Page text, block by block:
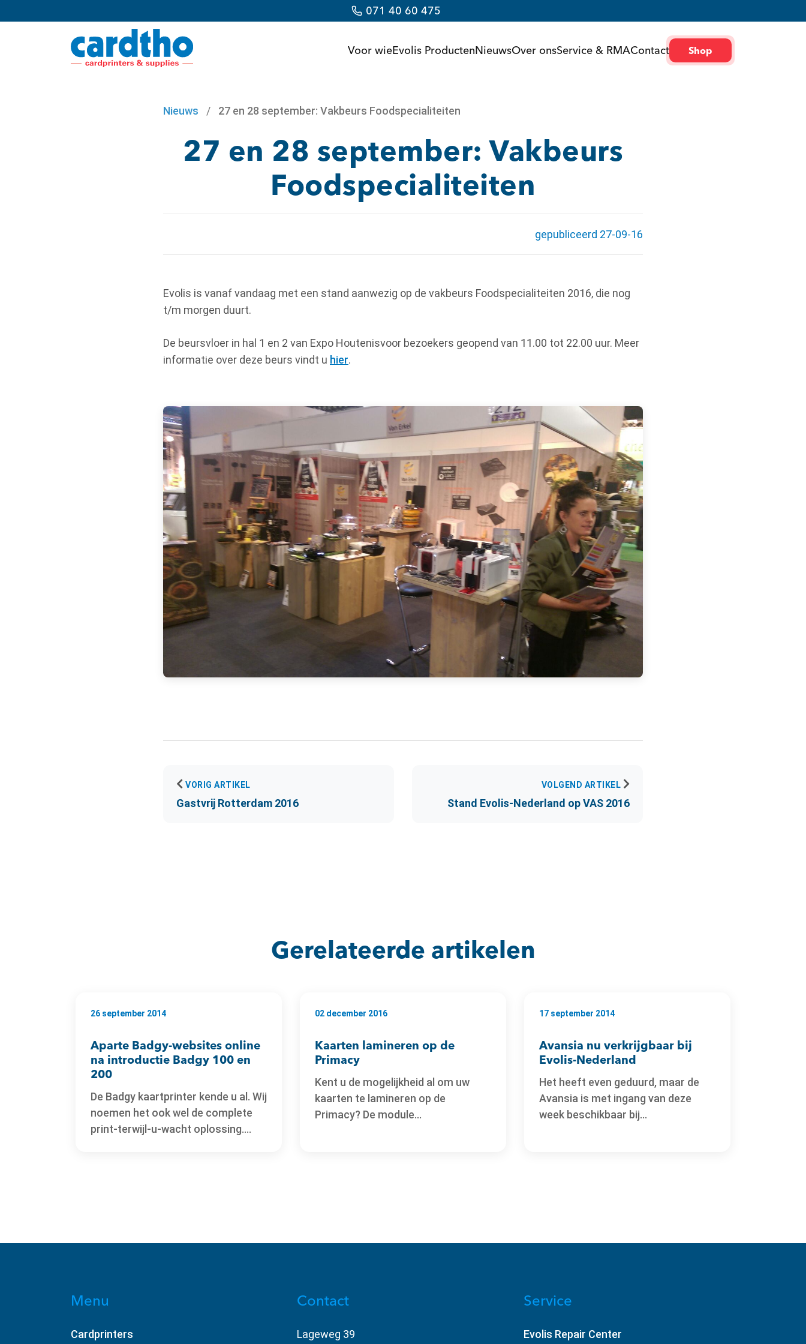
071 40 60 475
Voor wieEvolis ProductenNieuwsOver onsService & RMAContact Shop
Nieuws / 27 en 28 september: Vakbeurs Foodspecialiteiten
27 en 28 september: Vakbeurs
Foodspecialiteiten
gepubliceerd 27-09-16
Evolis is vanaf vandaag met een stand aanwezig op de vakbeurs Foodspecialiteiten 2016, die nog
t/m morgen duurt.
De beursvloer in hal 1 en 2 van Expo Houtenisvoor bezoekers geopend van 11.00 tot 22.00 uur. Meer
informatie over deze beurs vindt u hier.
VORIG ARTIKEL
Gastvrij Rotterdam 2016
VOLGEND ARTIKEL
Stand Evolis-Nederland op VAS 2016
Gerelateerde artikelen
26 september 2014
Aparte Badgy-websites online
na introductie Badgy 100 en
200
De Badgy kaartprinter kende u al. Wij
noemen het ook wel de complete
print-terwijl-u-wacht oplossing....
02 december 2016
Kaarten lamineren op de
Primacy
Kent u de mogelijkheid al om uw
kaarten te lamineren op de
Primacy? De module...
17 september 2014
Avansia nu verkrijgbaar bij
Evolis-Nederland
Het heeft even geduurd, maar de
Avansia is met ingang van deze
week beschikbaar bij...
Menu
Cardprinters
Contact
Lageweg 39
Service
Evolis Repair Center